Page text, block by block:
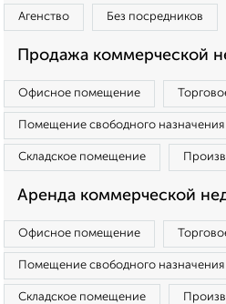
Агенство Без посредников
Продажа коммерческой
Офисное помещение
Помещение свободного назначения
Складское помещение
Аренда коммерческой
Офисное помещение
Помещение свободного назначения
Складское помещение